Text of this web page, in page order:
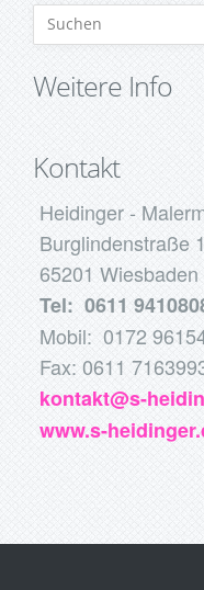
Weitere Info
Kontakt
Heidinger -
Burglindenstraße
65201 Wiesbaden
Tel: 0611
Mobil: 0172
Fax: 0611
kontakt@s-
www.s-